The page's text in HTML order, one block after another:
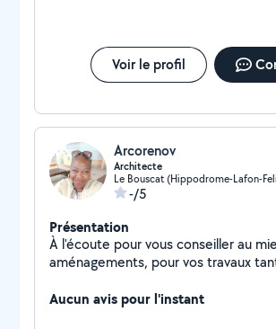
Voir le profil
Arcorenov
Architecte
Le Bouscat (Hippodrome-Lafon-
-/5
Présentation
À l'écoute pour vous conseiller au
aménagements, pour vos travaux
déclarations de travaux pour vous. Je
Aucun avis pour l'instant